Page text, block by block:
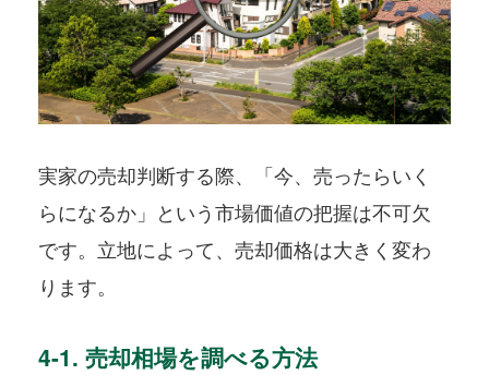
実家の売却判断する際、「今、売ったらいく
らになるか」という市場価値の把握は不可欠
です。立地によって、売却価格は大きく変わ
ります。
4-1. 売却相場を調べる方法